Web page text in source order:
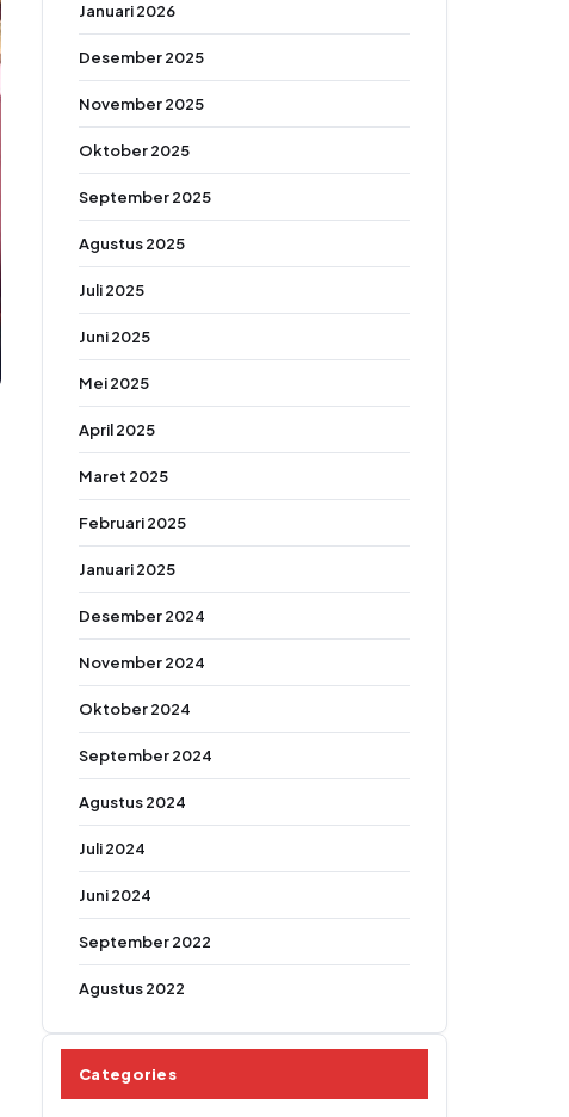
Januari 2026
Desember 2025
November 2025
Oktober 2025
September 2025
Agustus 2025
Juli 2025
Juni 2025
Mei 2025
April 2025
Maret 2025
Februari 2025
Januari 2025
Desember 2024
November 2024
Oktober 2024
September 2024
Agustus 2024
Juli 2024
Juni 2024
September 2022
Agustus 2022
Categories